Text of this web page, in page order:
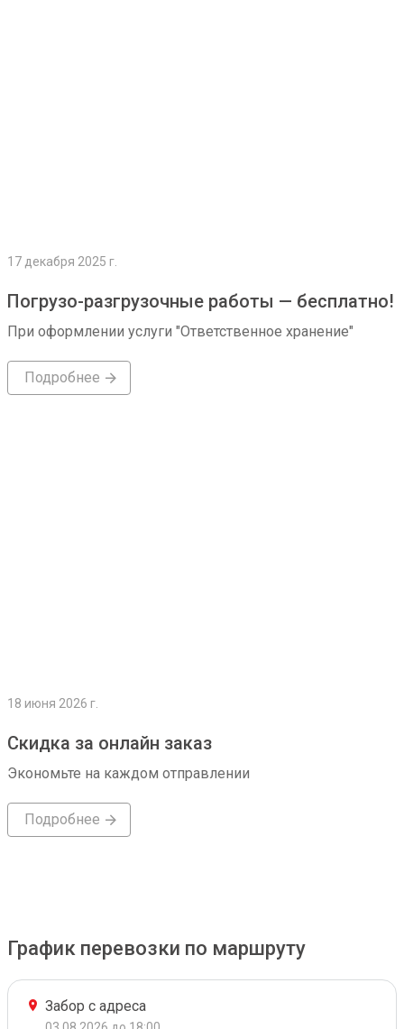
17 декабря 2025 г.
Погрузо-разгрузочные работы — бесплатно!
При оформлении услуги "Ответственное хранение"
Подробнее
18 июня 2026 г.
Скидка за онлайн заказ
Экономьте на каждом отправлении
Подробнее
График перевозки по маршруту
Забор с адреса